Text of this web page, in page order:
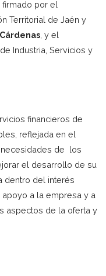
por el
Territorial de Jaén y
, y el
Industria, Servicios y
financieros de
reflejada en el
necesidades de los
el desarrollo de su
dentro del interés
a la empresa y a
aspectos de la oferta y